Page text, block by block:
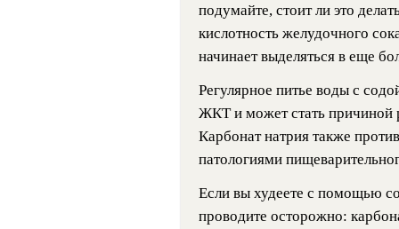
подумайте, стоит ли это
кислотность желудочного
начинает выделяться в еще
Регулярное питье воды с
ЖКТ и может стать причиной
Карбонат натрия также
патологиями
Если вы худеете с помощью
проводите осторожно: